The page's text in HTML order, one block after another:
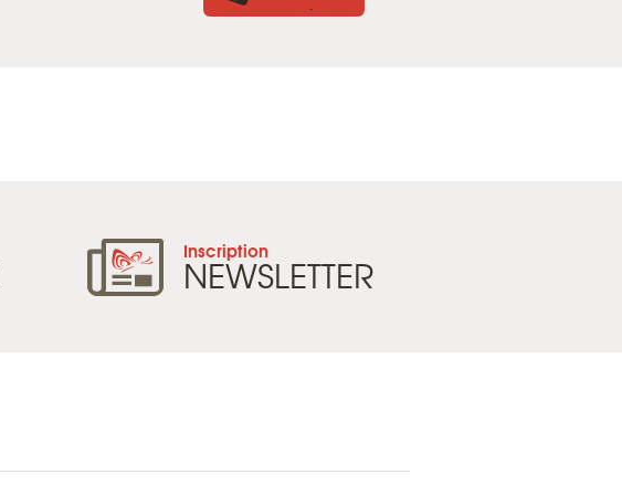
.
Inscription
NEWSLETTER